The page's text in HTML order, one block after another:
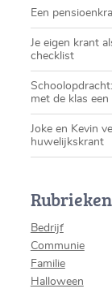
Een
Je eigen krant
checklist
met de klas
Joke en Kevin
huwelijkskrant
Rubrieken
Bedrijf
Communie
Familie
Halloween